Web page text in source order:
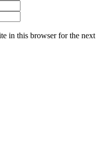
in this browser for the next